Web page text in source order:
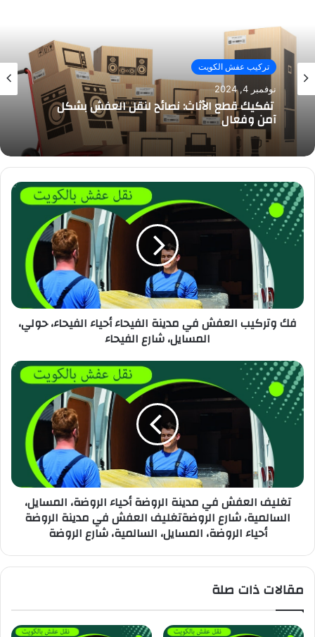
تركيب عفش الكويت
نوفمبر 4, 2024
تفكيك قطع الأثاث: نصائح لنقل العفش بشكل
آمن وفعال
فك وتركيب العفش في مدينة الفيحاء أحياء الفيحاء، حولي،
المسايل، شارع الفيحاء
تغليف العفش في مدينة الروضة أحياء الروضة، المسايل،
السالمية، شارع الروضةتغليف العفش في مدينة الروضة
أحياء الروضة، المسايل، السالمية، شارع الروضة
مقالات ذات صلة